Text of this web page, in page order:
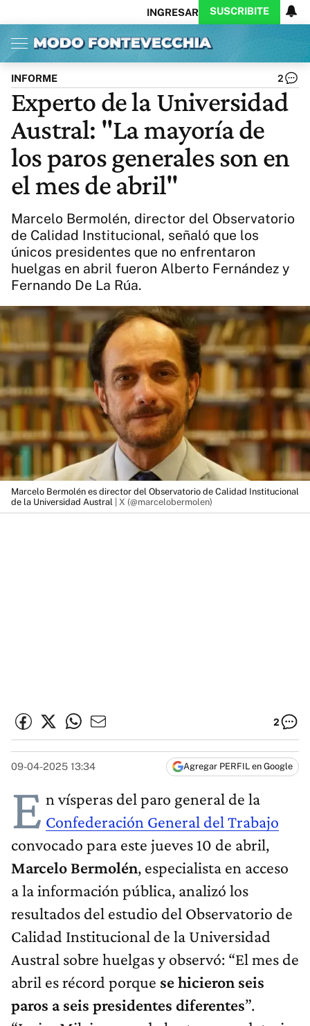
INGRESAR SUSCRIBITE
Inicio Ahora
Opinión
Política
Ciencia
Cultura
Arte
Educación
Internacional
Clima
Deportes
CARAS
Exitoina
Turismo
Videos
Córdoba
Reperfilar
Business
Noticias
Diario del Juicio
Actualidad
INFORME 2
Experto de la Universidad
Austral: "La mayoría de
los paros generales son en
el mes de abril"
Marcelo Bermolén, director del Observatorio
de Calidad Institucional, señaló que los
únicos presidentes que no enfrentaron
huelgas en abril fueron Alberto Fernández y
Fernando De La Rúa.
Marcelo Bermolén es director del Observatorio de Calidad Institucional
de la Universidad Austral | X (@marcelobermolen)
2
09-04-2025 13:34 Agregar PERFIL en Google
E n vísperas del paro general de la
Confederación General del Trabajo
convocado para este jueves 10 de abril,
Marcelo Bermolén, especialista en acceso
a la información pública, analizó los
resultados del estudio del Observatorio de
Calidad Institucional de la Universidad
Austral sobre huelgas y observó: “El mes de
abril es récord porque se hicieron seis
paros a seis presidentes diferentes”.